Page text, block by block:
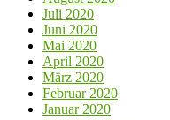
Juli 2020
Juni 2020
Mai 2020
April 2020
März 2020
Februar 2020
Januar 2020